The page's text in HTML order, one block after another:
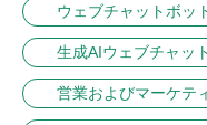
ウェブチャットボッ
生成AIウェブチャッ
営業およびマーケテ